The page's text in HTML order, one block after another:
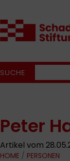
SUCHE
Peter
Artikel vom
HOME / PERSONEN